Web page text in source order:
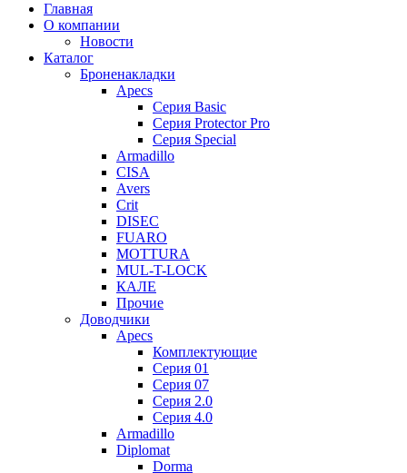
Главная
О компании
Новости
Каталог
Броненакладки
Apecs
Серия Basic
Серия Protector Pro
Серия Special
Armadillo
CISA
Avers
Crit
DISEC
FUARO
MOTTURA
MUL-T-LOCK
КАЛЕ
Прочие
Доводчики
Apecs
Комплектующие
Серия 01
Серия 07
Серия 2.0
Серия 4.0
Armadillo
Diplomat
Dorma